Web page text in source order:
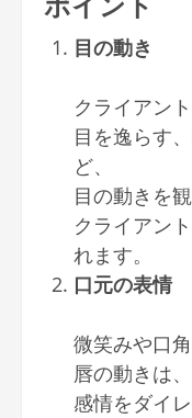
目の動き
クライアン
目を逸らす
ど、
目の動きを
クライアン
れます。
口元の表情
微笑みや口
唇の動きは、
感情をダイ